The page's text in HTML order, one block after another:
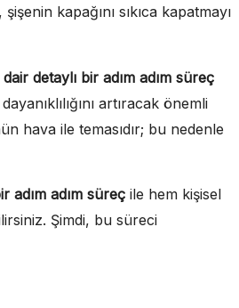
kapağını sıkıca kapatmayı
detaylı bir adım adım süreç
artıracak önemli
hava ile temasıdır; bu nedenle
adım adım süreç ile hem kişisel
Şimdi, bu süreci